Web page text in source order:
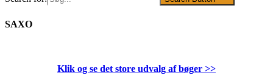
SAXO
Klik og se det store udvalg af bøger >>